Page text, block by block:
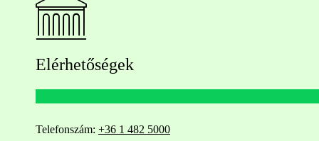
Elérhetőségek
Telefonszám: +36 1 482 5000